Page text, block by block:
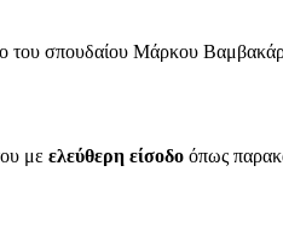
του σπουδαίου Μάρκου
με ελεύθερη είσοδο όπως